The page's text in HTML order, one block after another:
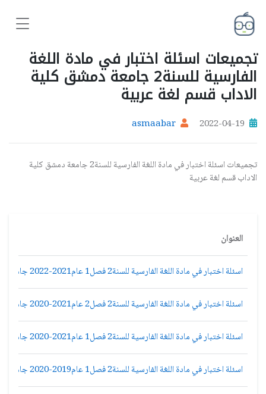
تجميعات اسئلة اختبار في مادة اللغة
الفارسية للسنة2 جامعة دمشق كلية
الاداب قسم لغة عربية
2022-04-19
asmaabar
تجميعات اسئلة اختبار في مادة اللغة الفارسية للسنة2 جامعة دمشق كلية
الاداب قسم لغة عربية
العنوان
اسئلة اختبار في مادة اللغة الفارسية للسنة2 فصل1 عام2021-2022 جامعة دمشق كلية الاداب قسم لغة عربية
اسئلة اختبار في مادة اللغة الفارسية للسنة2 فصل2 عام2021-2020 جامعة دمشق كلية الاداب قسم لغة عربية
اسئلة اختبار في مادة اللغة الفارسية للسنة2 فصل1 عام2021-2020 جامعة دمشق كلية الاداب قسم لغة عربية
اسئلة اختبار في مادة اللغة الفارسية للسنة2 فصل1 عام2019-2020 جامعة دمشق كلية الاداب قسم لغة عربية